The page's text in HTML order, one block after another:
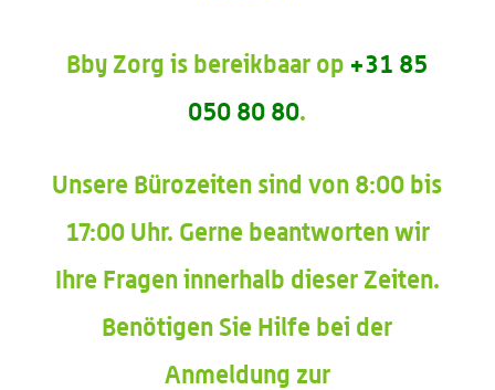
Bby Zorg is bereikbaar op +31 85
050 80 80.
Unsere Bürozeiten sind von 8:00 bis
17:00 Uhr. Gerne beantworten wir
Ihre Fragen innerhalb dieser Zeiten.
Benötigen Sie Hilfe bei der
Anmeldung zur